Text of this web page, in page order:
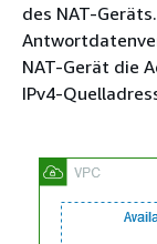
des NAT-
NAT-Gerät die
IPv4-